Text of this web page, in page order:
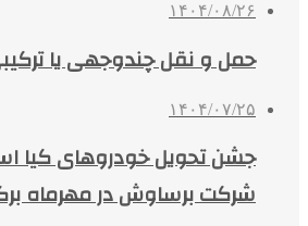
۱۴۰۴/۰۸/۲۶
حمل و نقل چندوجهی یا
۱۴۰۴/۰۷/۲۵
جشن تحویل خودروهای کیا
شرکت برساوش در مهرماه